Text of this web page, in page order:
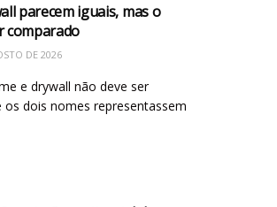
parecem iguais, mas o
comparado
DE 2026
e drywall não deve ser
dois nomes representassem